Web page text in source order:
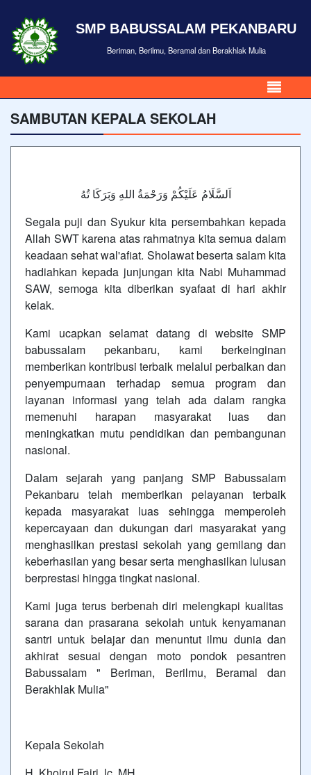
SMP BABUSSALAM PEKANBARU
Beriman, Berilmu, Beramal dan Berakhlak Mulia
SAMBUTAN KEPALA SEKOLAH
اَلسَّلَامُ عَلَيْكُمْ وَرَحْمَةُ اللهِ وَبَرَكَا تُهُ
Segala puji dan Syukur kita persembahkan kepada
Allah SWT karena atas rahmatnya kita semua dalam
keadaan sehat wal'afiat. Sholawat beserta salam kita
hadiahkan kepada junjungan kita Nabi Muhammad
SAW, semoga kita diberikan syafaat di hari akhir
kelak.
Kami ucapkan selamat datang di website SMP
babussalam pekanbaru, kami berkeinginan
memberikan kontribusi terbaik melalui perbaikan dan
penyempurnaan terhadap semua program dan
layanan informasi yang telah ada dalam rangka
memenuhi harapan masyarakat luas dan
meningkatkan mutu pendidikan dan pembangunan
nasional.
Dalam sejarah yang panjang SMP Babussalam
Pekanbaru telah memberikan pelayanan terbaik
kepada masyarakat luas sehingga memperoleh
kepercayaan dan dukungan dari masyarakat yang
menghasilkan prestasi sekolah yang gemilang dan
keberhasilan yang besar serta menghasilkan lulusan
berprestasi hingga tingkat nasional.
Kami juga terus berbenah diri melengkapi kualitas
sarana dan prasarana sekolah untuk kenyamanan
santri untuk belajar dan menuntut ilmu dunia dan
akhirat sesuai dengan moto pondok pesantren
Babussalam " Beriman, Berilmu, Beramal dan
Berakhlak Mulia"
Kepala Sekolah